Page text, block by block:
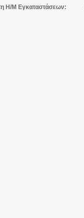
Η/Μ Εγκαταστάσεων: